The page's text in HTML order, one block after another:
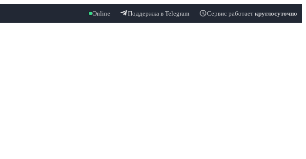
Online Поддержка в Telegram Сервис работает круглосуточно